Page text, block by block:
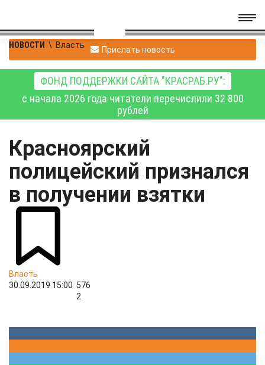
НОВОСТИ \ Власть Прислать новость
ФОНД ПОДДЕРЖКИ САЙТА "КРАСРАБ.РУ":
с начала 2026 года читатели перечислили 32 800
рублей
Красноярский
полицейский признался
в получении взятки
Власть
30.09.2019 15:00 576
2